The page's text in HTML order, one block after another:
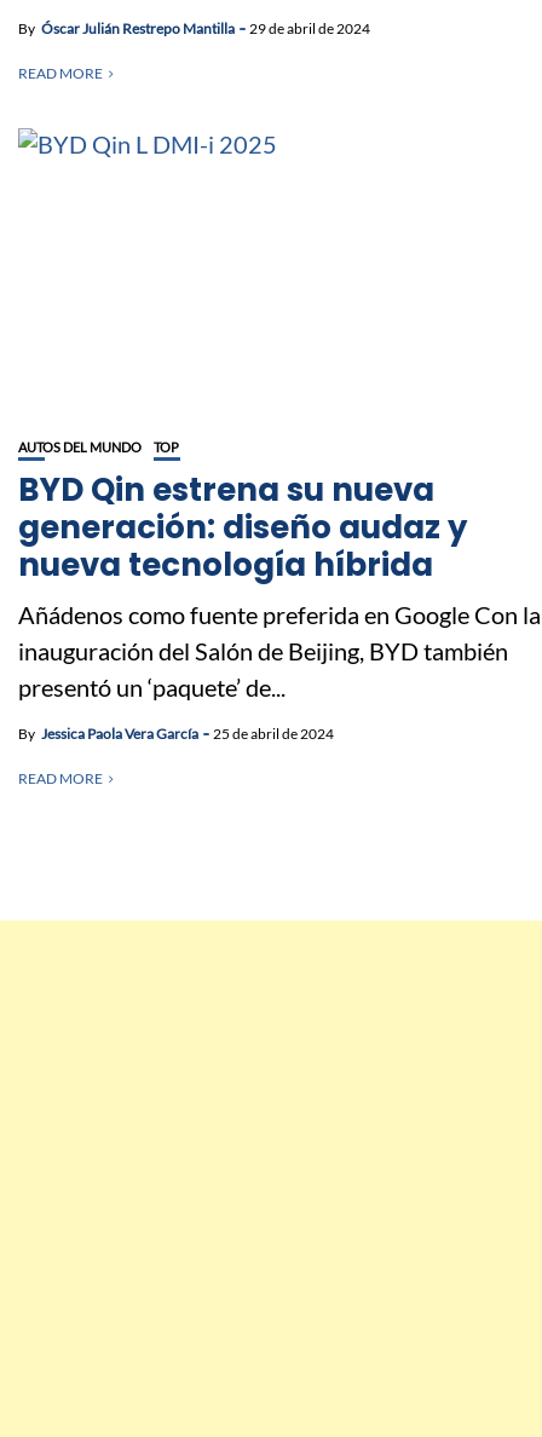
By Óscar Julián Restrepo Mantilla 29 de abril de 2024
READ MORE
AUTOS DEL MUNDO TOP
BYD Qin estrena su nueva
generación: diseño audaz y
nueva tecnología híbrida
Añádenos como fuente preferida en Google Con la
inauguración del Salón de Beijing, BYD también
presentó un ‘paquete’ de...
By Jessica Paola Vera García 25 de abril de 2024
READ MORE